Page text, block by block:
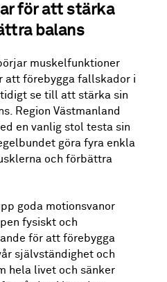
för att stärka
balans
muskelfunktioner
att förebygga fallskador i
se till att stärka sin
Region Västmanland
en vanlig stol testa sin
göra fyra enkla
och förbättra
goda motionsvanor
fysiskt och
för att förebygga
självständighet och
hela livet och sänker